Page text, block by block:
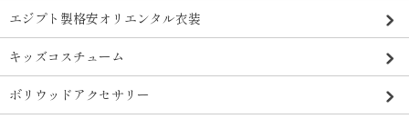
エジプト製格安オリエンタル衣装
キッズコスチューム
ボリウッドアクセサリー